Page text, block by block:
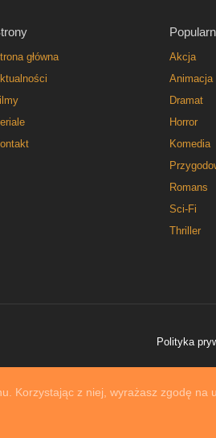
z niej, wyrażasz zgodę na
główna
Akcja
Animacja
Dramat
Horror
Komedia
Romans
Sci-Fi
Thriller
Polityka